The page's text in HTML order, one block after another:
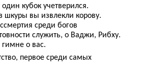
кубок учетверился.
шкуры вы извлекли корову.
среди богов
служить, о Ваджи, Рибху.
гимне о вас.
первое среди самых